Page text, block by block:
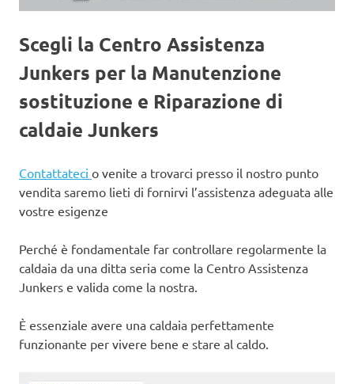
Scegli la Centro Assistenza
Junkers per la Manutenzione
sostituzione e Riparazione di
caldaie Junkers
Contattateci o venite a trovarci presso il nostro punto
vendita saremo lieti di fornirvi l’assistenza adeguata alle
vostre esigenze
Perché è fondamentale far controllare regolarmente la
caldaia da una ditta seria come la Centro Assistenza
Junkers e valida come la nostra.
È essenziale avere una caldaia perfettamente
funzionante per vivere bene e stare al caldo.